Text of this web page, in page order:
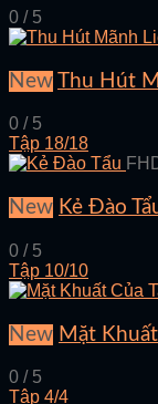
0 / 5
New Thu Hút
0 / 5
Tập 18/18
New Kẻ Đào
0 / 5
Tập 10/10
New Mặt
0 / 5
Tập 4/4